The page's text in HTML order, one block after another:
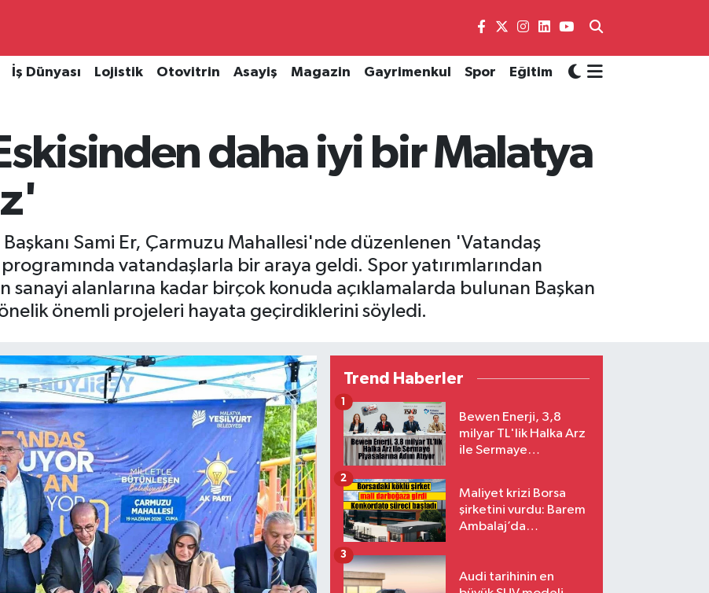
İş Dünyası Lojistik Otovitrin Asayiş Magazin Gayrimenkul Spor Eğitim
daha iyi bir Malatya
Sami Er, Çarmuzu Mahallesi'nde düzenlenen 'Vatandaş
vatandaşlarla bir araya geldi. Spor yatırımlarından
sanayi alanlarına kadar birçok konuda açıklamalarda bulunan Başkan
önemli projeleri hayata geçirdiklerini söyledi.
Trend Haberler
Bewen Enerji, 3,8
milyar TL'lik Halka Arz
ile Sermaye
1
Maliyet krizi Borsa
şirketini vurdu: Barem
Ambalaj’da
2
Audi tarihinin en
3